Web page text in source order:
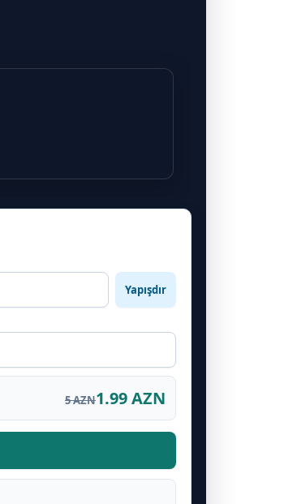
Yapışdır
5 AZN1.99 AZN